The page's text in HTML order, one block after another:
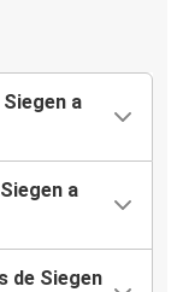
a
a
de Siegen